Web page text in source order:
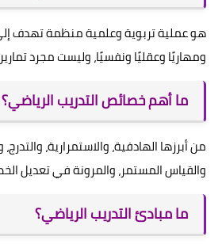
هو عملية تربوية وعلمية منظمة تهدف إلى
ومهاريًا وعقليًا ونفسيًا، وليست مجرد
ما أهم خصائص التدريب الرياضي؟
من أبرزها الهادفية، والاستمرارية،
والقياس المستمر، والمرونة في تعديل
ما مبادئ التدريب الرياضي؟